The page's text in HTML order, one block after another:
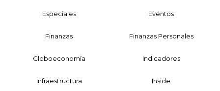
Especiales Eventos
Finanzas Finanzas Personales
Globoeconomía Indicadores
Infraestructura Inside